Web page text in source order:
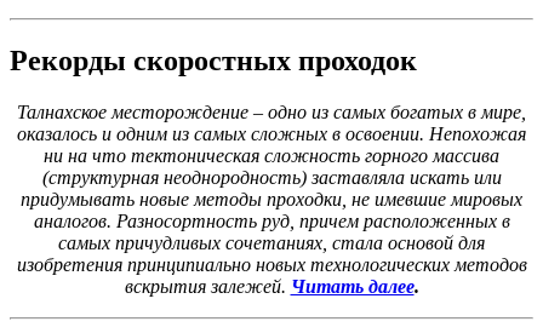
Рекорды скоростных проходок
Талнахское месторождение – одно из самых богатых в мире,
оказалось и одним из самых сложных в освоении. Непохожая
ни на что тектоническая сложность горного массива
(структурная неоднородность) заставляла искать или
придумывать новые методы проходки, не имевшие мировых
аналогов. Разносортность руд, причем расположенных в
самых причудливых сочетаниях, стала основой для
изобретения принципиально новых технологических методов
вскрытия залежей. Читать далее.